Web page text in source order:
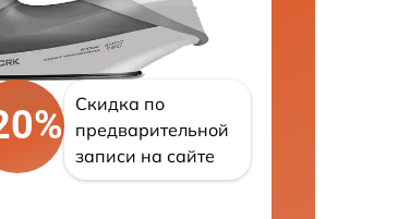
Скидка по
предварительной
записи на сайте